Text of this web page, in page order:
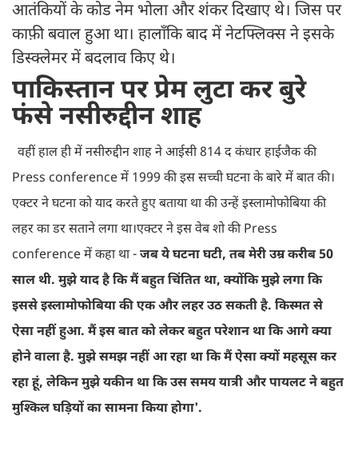
आतंकियों के कोड नेम भोला और शंकर दिखाए थे। जिस पर
काफ़ी बवाल हुआ था। हालाँकि बाद में नेटफ्लिक्स ने इसके
डिस्क्लेमर में बदलाव किए थे।
पाकिस्तान पर प्रेम लुटा कर बुरे
फंसे नसीरुद्दीन शाह
वहीं हाल ही में नसीरुद्दीन शाह ने आईसी 814 द कंधार हाईजैक की
Press conference में 1999 की इस सच्ची घटना के बारे में बात की।
एक्टर ने घटना को याद करते हुए बताया था की उन्हें इस्लामोफोबिया की
लहर का डर सताने लगा था।एक्टर ने इस वेब शो की Press
conference में कहा था -जब ये घटना घटी, तब मेरी उम्र करीब 50
साल थी. मुझे याद है कि मैं बहुत चिंतित था, क्योंकि मुझे लगा कि
इससे इस्लामोफोबिया की एक और लहर उठ सकती है. किस्मत से
ऐसा नहीं हुआ. मैं इस बात को लेकर बहुत परेशान था कि आगे क्या
होने वाला है. मुझे समझ नहीं आ रहा था कि मैं ऐसा क्यों महसूस कर
रहा हूं, लेकिन मुझे यकीन था कि उस समय यात्री और पायलट ने बहुत
मुश्किल घड़ियों का सामना किया होगा'.